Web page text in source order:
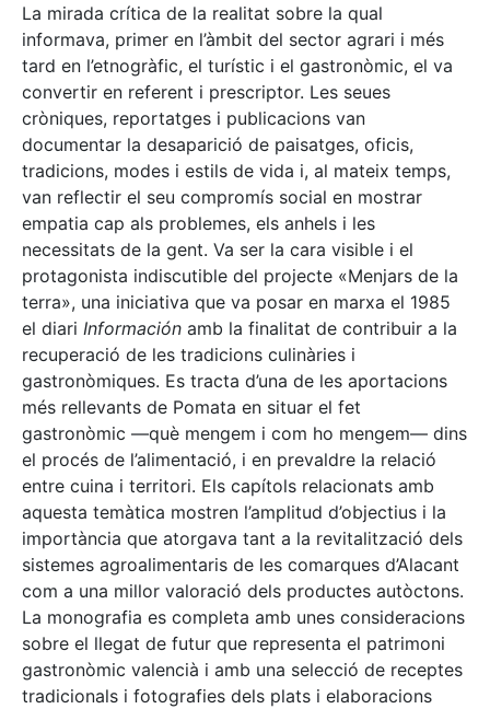
La mirada crítica de la realitat sobre la qual
informava, primer en l’àmbit del sector agrari i més
tard en l’etnogràfic, el turístic i el gastronòmic, el va
convertir en referent i prescriptor. Les seues
cròniques, reportatges i publicacions van
documentar la desaparició de paisatges, oficis,
tradicions, modes i estils de vida i, al mateix temps,
van reflectir el seu compromís social en mostrar
empatia cap als problemes, els anhels i les
necessitats de la gent. Va ser la cara visible i el
protagonista indiscutible del projecte «Menjars de la
terra», una iniciativa que va posar en marxa el 1985
el diari Información amb la finalitat de contribuir a la
recuperació de les tradicions culinàries i
gastronòmiques. Es tracta d’una de les aportacions
més rellevants de Pomata en situar el fet
gastronòmic —què mengem i com ho mengem— dins
el procés de l’alimentació, i en prevaldre la relació
entre cuina i territori. Els capítols relacionats amb
aquesta temàtica mostren l’amplitud d’objectius i la
importància que atorgava tant a la revitalització dels
sistemes agroalimentaris de les comarques d’Alacant
com a una millor valoració dels productes autòctons.
La monografia es completa amb unes consideracions
sobre el llegat de futur que representa el patrimoni
gastronòmic valencià i amb una selecció de receptes
tradicionals i fotografies dels plats i elaboracions